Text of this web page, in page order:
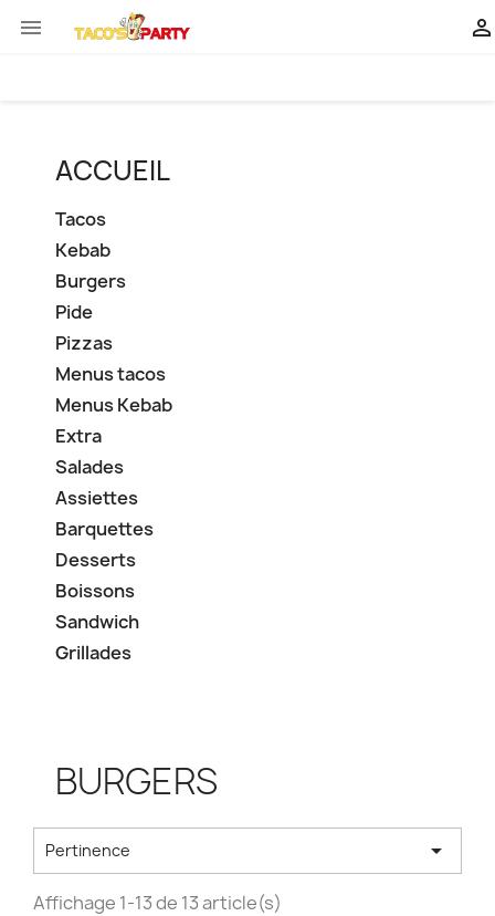
 
ACCUEIL
Tacos
Kebab
Burgers
Pide
Pizzas
Menus tacos
Menus Kebab
Extra
Salades
Assiettes
Barquettes
Desserts
Boissons
Sandwich
Grillades
BURGERS
Pertinence 
Affichage 1-13 de 13 article(s)